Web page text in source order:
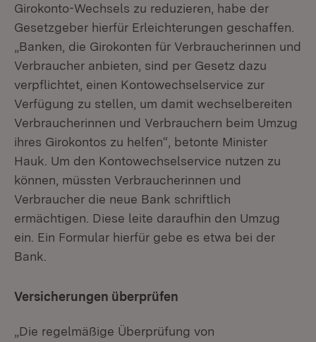
Girokonto-Wechsels zu reduzieren, habe der
Gesetzgeber hierfür Erleichterungen geschaffen.
„Banken, die Girokonten für Verbraucherinnen und
Verbraucher anbieten, sind per Gesetz dazu
verpflichtet, einen Kontowechselservice zur
Verfügung zu stellen, um damit wechselbereiten
Verbraucherinnen und Verbrauchern beim Umzug
ihres Girokontos zu helfen“, betonte Minister
Hauk. Um den Kontowechselservice nutzen zu
können, müssten Verbraucherinnen und
Verbraucher die neue Bank schriftlich
ermächtigen. Diese leite daraufhin den Umzug
ein. Ein Formular hierfür gebe es etwa bei der
Bank.
Versicherungen überprüfen
„Die regelmäßige Überprüfung von